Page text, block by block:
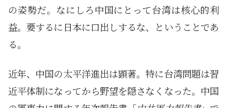
の姿勢だ。なにしろ中国にとって台湾は核心的利
益。要するに日本に口出しするな、ということであ
る。
近年、中国の太平洋進出は顕著。特に台湾問題は習
近平体制になってから野望を隠さなくなった。中国